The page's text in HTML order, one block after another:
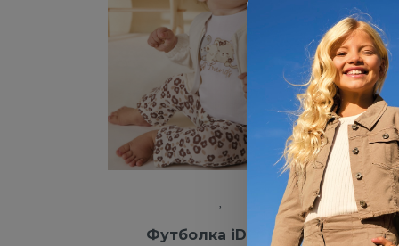
Футболка iDO для